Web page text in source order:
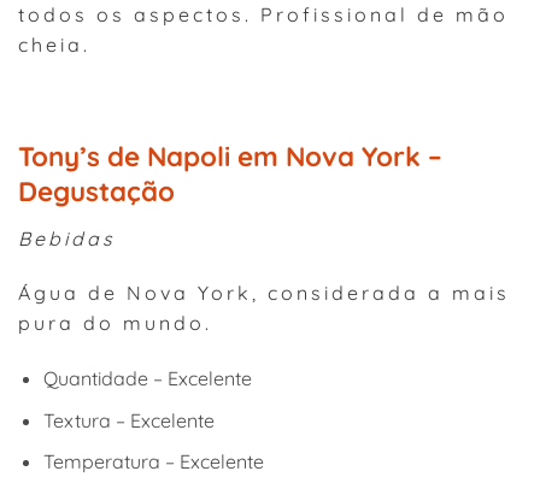
todos os aspectos. Profissional de mão
cheia.
Tony’s de Napoli em Nova York –
Degustação
Bebidas
Água de Nova York, considerada a mais
pura do mundo.
Quantidade – Excelente
Textura – Excelente
Temperatura – Excelente